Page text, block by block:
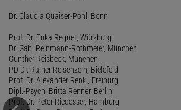
Dr. Claudia Quaiser-Pohl, Bonn
Prof. Dr. Erika Regnet, Würzburg
Dr. Gabi Reinmann-Rothmeier, München
Günther Reisbeck, München
PD Dr. Rainer Reisenzein, Bielefeld
Prof. Dr. Alexander Renkl, Freiburg
Dipl.-Psych. Britta Renner, Berlin
Prof. Dr. Peter Riedesser, Hamburg